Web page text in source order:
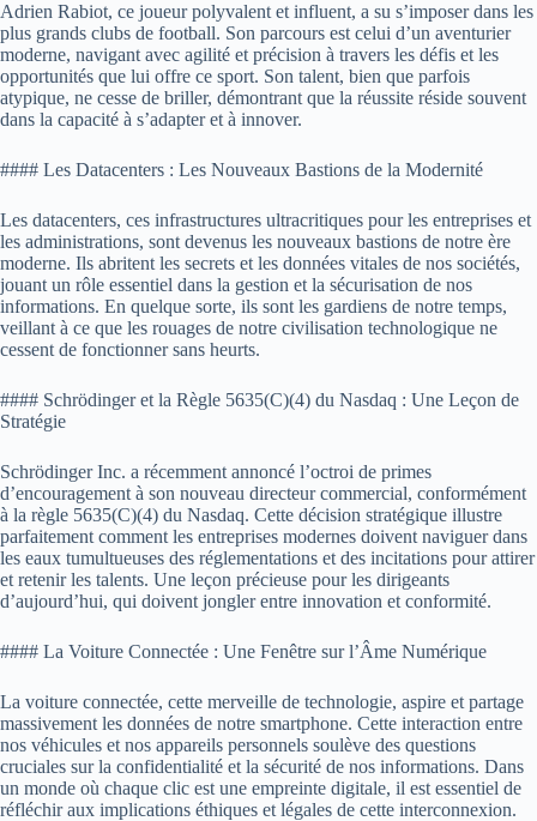
Adrien Rabiot, ce joueur polyvalent et influent, a su s’imposer dans les
plus grands clubs de football. Son parcours est celui d’un aventurier
moderne, navigant avec agilité et précision à travers les défis et les
opportunités que lui offre ce sport. Son talent, bien que parfois
atypique, ne cesse de briller, démontrant que la réussite réside souvent
dans la capacité à s’adapter et à innover.
#### Les Datacenters : Les Nouveaux Bastions de la Modernité
Les datacenters, ces infrastructures ultracritiques pour les entreprises et
les administrations, sont devenus les nouveaux bastions de notre ère
moderne. Ils abritent les secrets et les données vitales de nos sociétés,
jouant un rôle essentiel dans la gestion et la sécurisation de nos
informations. En quelque sorte, ils sont les gardiens de notre temps,
veillant à ce que les rouages de notre civilisation technologique ne
cessent de fonctionner sans heurts.
#### Schrödinger et la Règle 5635(C)(4) du Nasdaq : Une Leçon de
Stratégie
Schrödinger Inc. a récemment annoncé l’octroi de primes
d’encouragement à son nouveau directeur commercial, conformément
à la règle 5635(C)(4) du Nasdaq. Cette décision stratégique illustre
parfaitement comment les entreprises modernes doivent naviguer dans
les eaux tumultueuses des réglementations et des incitations pour attirer
et retenir les talents. Une leçon précieuse pour les dirigeants
d’aujourd’hui, qui doivent jongler entre innovation et conformité.
#### La Voiture Connectée : Une Fenêtre sur l’Âme Numérique
La voiture connectée, cette merveille de technologie, aspire et partage
massivement les données de notre smartphone. Cette interaction entre
nos véhicules et nos appareils personnels soulève des questions
cruciales sur la confidentialité et la sécurité de nos informations. Dans
un monde où chaque clic est une empreinte digitale, il est essentiel de
réfléchir aux implications éthiques et légales de cette interconnexion.